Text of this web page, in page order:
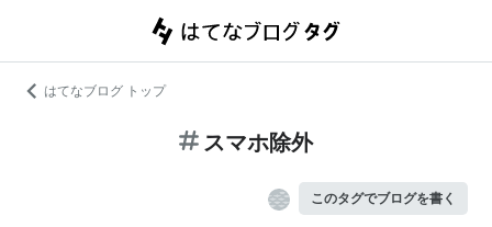
はてなブログ トップ
スマホ除外
このタグでブログを書く